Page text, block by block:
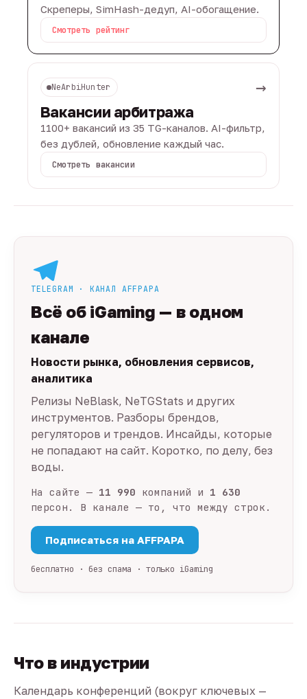
Скреперы, SimHash-дедуп, AI-обогащение.
Смотреть рейтинг
NeArbiHunter →
Вакансии арбитража
1100+ вакансий из 35 TG-каналов. AI-фильтр,
без дублей, обновление каждый час.
Смотреть вакансии
TELEGRAM · КАНАЛ AFFPAPA
Всё об iGaming — в одном
канале
Новости рынка, обновления сервисов,
аналитика
Релизы NeBlask, NeTGStats и других
инструментов. Разборы брендов,
регуляторов и трендов. Инсайды, которые
не попадают на сайт. Коротко, по делу, без
воды.
На сайте — 11 990 компаний и 1 630
персон. В канале — то, что между строк.
Подписаться на AFFPAPA
бесплатно · без спама · только iGaming
Что в индустрии
Календарь конференций (вокруг ключевых —